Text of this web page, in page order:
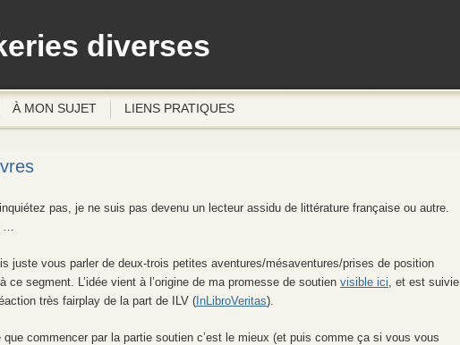
diverses
À MON SUJET LIENS PRATIQUES
pas, je ne suis pas devenu un lecteur assidu de littérature française ou autre.
…
juste vous parler de deux-trois petites aventures/mésaventures/prises de position
ce segment. L’idée vient à l’origine de ma promesse de soutienvisible ici, et est suivie
très fairplay de la part de ILV ( InLibroVeritas).
que commencer par la partie soutien c’est le mieux (et puis comme ça si vous vous